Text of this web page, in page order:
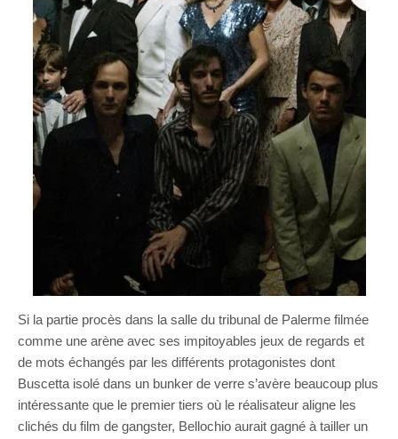
Si la partie procès dans la salle du tribunal de Palerme filmée
comme une arène avec ses impitoyables jeux de regards et
de mots échangés par les différents protagonistes dont
Buscetta isolé dans un bunker de verre s’avère beaucoup plus
intéressante que le premier tiers où le réalisateur aligne les
clichés du film de gangster, Bellochio aurait gagné à tailler un